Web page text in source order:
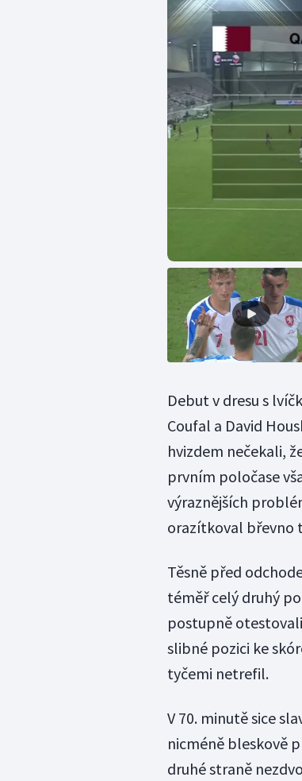
Debut v dresu s
Coufal a David
hvizdem nečekali,
prvním poločase
výraznějších
orazítkoval břevno
Těsně před
téměř celý druhý
postupně
slibné pozici ke
tyčemi netrefil.
V 70. minutě sice
nicméně bleskově
druhé straně